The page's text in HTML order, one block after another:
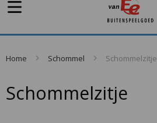
Home Schommel Schommelzitje
Schommelzitje